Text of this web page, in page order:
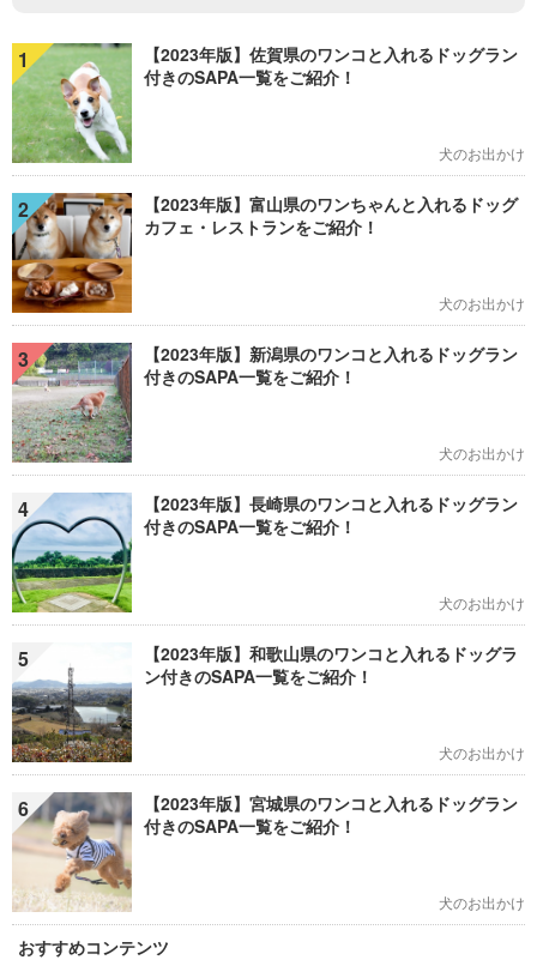
1
【2023年版】佐賀県のワンコと入れるドッグラン
付きのSAPA一覧をご紹介！
犬のお出かけ
2
【2023年版】富山県のワンちゃんと入れるドッグ
カフェ・レストランをご紹介！
犬のお出かけ
3
【2023年版】新潟県のワンコと入れるドッグラン
付きのSAPA一覧をご紹介！
犬のお出かけ
4
【2023年版】長崎県のワンコと入れるドッグラン
付きのSAPA一覧をご紹介！
犬のお出かけ
5
【2023年版】和歌山県のワンコと入れるドッグラ
ン付きのSAPA一覧をご紹介！
犬のお出かけ
6
【2023年版】宮城県のワンコと入れるドッグラン
付きのSAPA一覧をご紹介！
犬のお出かけ
おすすめコンテンツ